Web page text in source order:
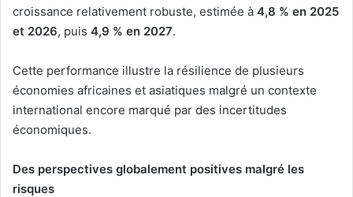
croissance relativement robuste, estimée à 4,8 % en 2025
et 2026, puis 4,9 % en 2027.
Cette performance illustre la résilience de plusieurs
économies africaines et asiatiques malgré un contexte
international encore marqué par des incertitudes
économiques.
Des perspectives globalement positives malgré les
risques